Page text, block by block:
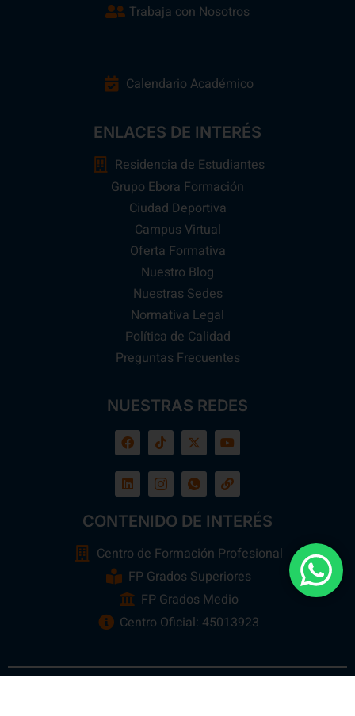
Trabaja con Nosotros
Calendario Académico
ENLACES DE INTERÉS
Residencia de Estudiantes
Grupo Ebora Formación
Ciudad Deportiva
Campus Virtual
Oferta Formativa
Nuestro Blog
Nuestras Sedes
Normativa Legal
Política de Calidad
Preguntas Frecuentes
NUESTRAS REDES
CONTENIDO DE INTERÉS
Centro de Formación Profesional
FP Grados Superiores
FP Grados Medio
Centro Oficial: 45013923